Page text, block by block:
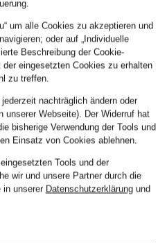
PEGASUS
€
+Aktionsrabatt
Laufschuhe
ADRENALINE GTS
134,99 €
Bestpreis:
Ursprünglich:
159,99 €
um alle Cookies zu akzeptieren und
oder auf „Individuelle
Beschreibung der Cookie-
eingesetzten Cookies zu erhalten
zu treffen.
nachträglich ändern oder
unserer Webseite). Der Widerruf hat
bisherige Verwendung der Tools und
Einsatz von Cookies ablehnen.
Tools und der
wir und unsere Partner durch die
in unserer Datenschutzerklärungund